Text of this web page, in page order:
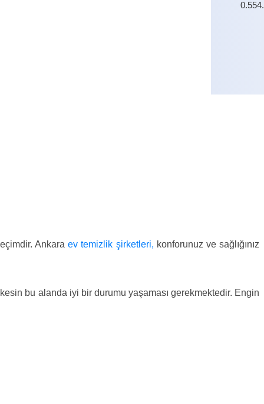
Ankaraev temizlik şirketleri, konforunuz ve sağlığınız
bu alanda iyi bir durumu yaşaması gerekmektedir. Engin